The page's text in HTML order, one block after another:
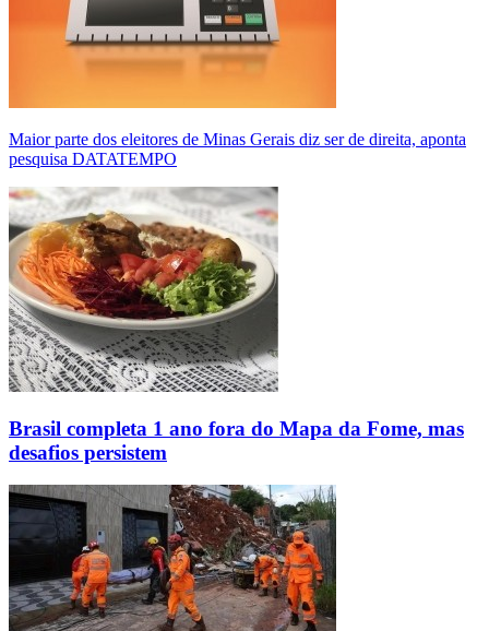
Maior parte dos eleitores de Minas Gerais diz ser de direita, aponta
pesquisa DATATEMPO
Brasil completa 1 ano fora do Mapa da Fome, mas
desafios persistem